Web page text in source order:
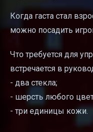
Когда гаста стал
можно посадить
Что требуется для
встречается в
- два стекла;
- шерсть любого
- три единицы кожи.